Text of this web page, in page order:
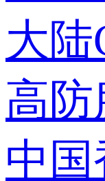
大
高防
中